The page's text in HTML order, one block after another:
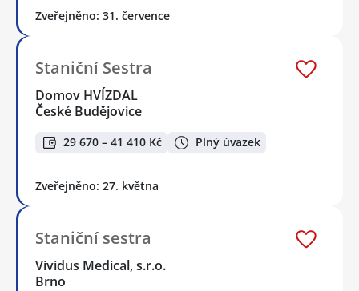
Zveřejněno: 31. července
Staniční Sestra
Domov HVÍZDAL
České Budějovice
29 670 – 41 410 Kč Plný úvazek
Zveřejněno: 27. května
Staniční sestra
Vividus Medical, s.r.o.
Brno